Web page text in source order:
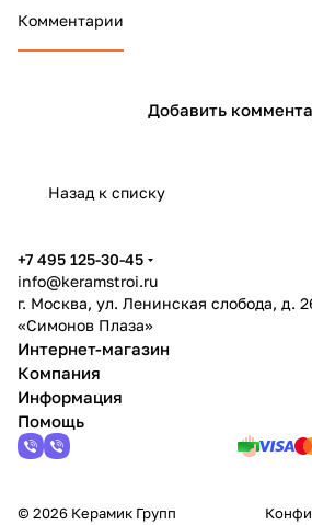
Комментарии
Добавить
Назад к списку
+7 495 125-30-45
info@keramstroi.ru
г. Москва, ул. Ленинская слобода, д.
«Симонов Плаза»
Интернет-магазин
Компания
Информация
Помощь
© 2026 Керамик Групп